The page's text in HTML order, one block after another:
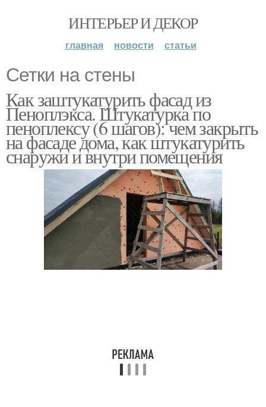
ИНТЕРЬЕР И ДЕКОР
главная новости статьи
Сетки на стены
Как заштукатурить фасад из
Пеноплэкса. Штукатурка по
пеноплексу (6 шагов): чем закрыть
на фасаде дома, как штукатурить
снаружи и внутри помещения